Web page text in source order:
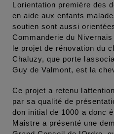
Lorientation première des
en aide aux enfants
soutien sont aussi
Commanderie du Nivernais
le projet de rénovation du
Chaluzy, que porte
Guy de Valmont, est la
Ce projet a retenu
par sa qualité de
don initial de 1000 a donc
Maistre a présenté une